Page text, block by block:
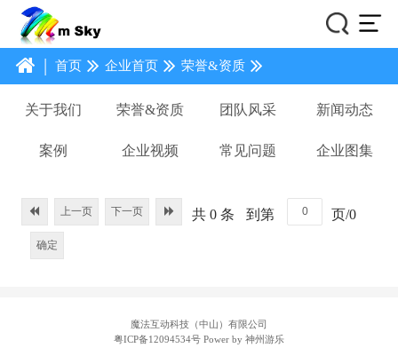
| 首页 企业首页 荣誉&资质
关于我们 荣誉&资质 团队风采 新闻动态
案例 企业视频 常见问题 企业图集
上一页 下一页 共 0 条 到第 页/0
确定
魔法互动科技（中山）有限公司
粤ICP备12094534号 Power by 神州游乐